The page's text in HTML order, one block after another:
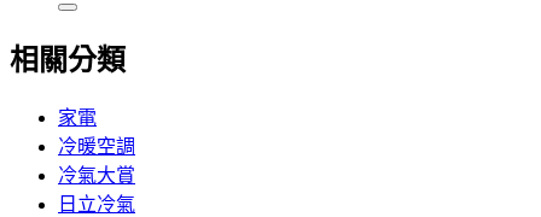
相關分類
家電
冷暖空調
冷氣大賞
日立冷氣